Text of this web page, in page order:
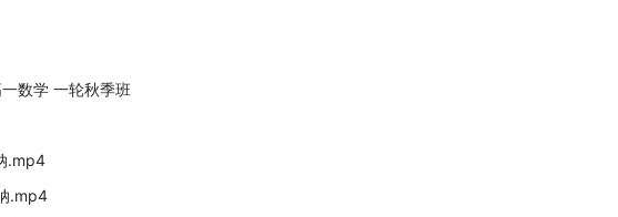
数学 一轮秋季班
.mp4
.mp4